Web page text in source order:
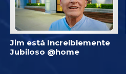
Jim está Increíblemente
Jubiloso @home